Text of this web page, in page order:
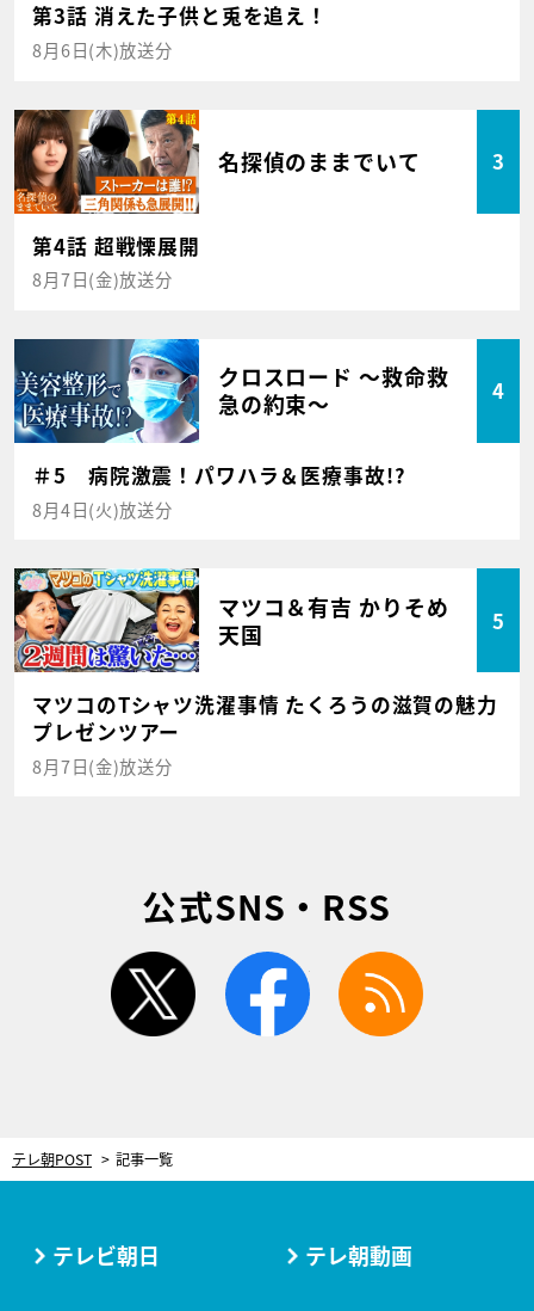
第3話 消えた子供と兎を追え！
8月6日(木)放送分
名探偵のままでいて 3
第4話 超戦慄展開
8月7日(金)放送分
クロスロード ～救命救
急の約束～
4
＃5 病院激震！パワハラ＆医療事故!?
8月4日(火)放送分
マツコ＆有吉 かりそめ
天国
5
マツコのTシャツ洗濯事情 たくろうの滋賀の魅力
プレゼンツアー
8月7日(金)放送分
公式SNS・RSS
twitter facebook
テレ朝POST 記事一覧
テレビ朝日 テレ朝動画